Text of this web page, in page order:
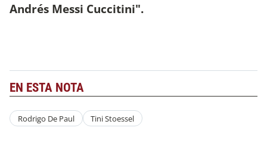
Andrés Messi Cuccitini".
EN ESTA NOTA
Rodrigo De Paul Tini Stoessel